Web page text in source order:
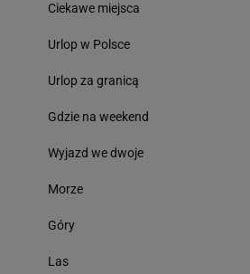
Ciekawe miejsca
Urlop w Polsce
Urlop za granicą
Gdzie na weekend
Wyjazd we dwoje
Morze
Góry
Las